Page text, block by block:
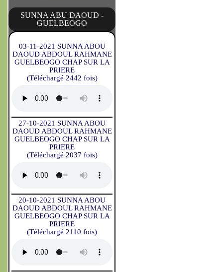
SUNNA ABU DAOUD -
GUELBEOGO
03-11-2021 SUNNA ABOU
DAOUD ABDOUL RAHMANE
GUELBEOGO CHAP SUR LA
PRIERE
(Téléchargé 2442 fois)
27-10-2021 SUNNA ABOU
DAOUD ABDOUL RAHMANE
GUELBEOGO CHAP SUR LA
PRIERE
(Téléchargé 2037 fois)
20-10-2021 SUNNA ABOU
DAOUD ABDOUL RAHMANE
GUELBEOGO CHAP SUR LA
PRIERE
(Téléchargé 2110 fois)